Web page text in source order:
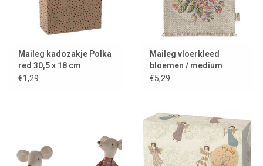
Maileg kadozakje Polka
red 30,5 x 18 cm
€1,29
Maileg vloerkleed
bloemen / medium
€5,29